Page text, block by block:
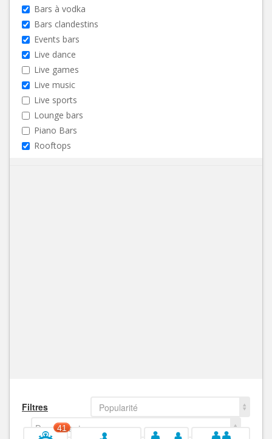
Bars à vodka
Bars clandestins
Events bars
Live dance
Live games
Live music
Live sports
Lounge bars
Piano Bars
Rooftops
Filtres
Popularité
Decroissant
41